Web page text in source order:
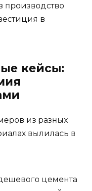
производство
в
кейсы:
из разных
вылилась в
цемента